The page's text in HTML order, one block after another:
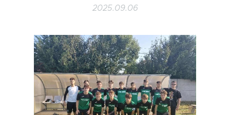
2025.09.06